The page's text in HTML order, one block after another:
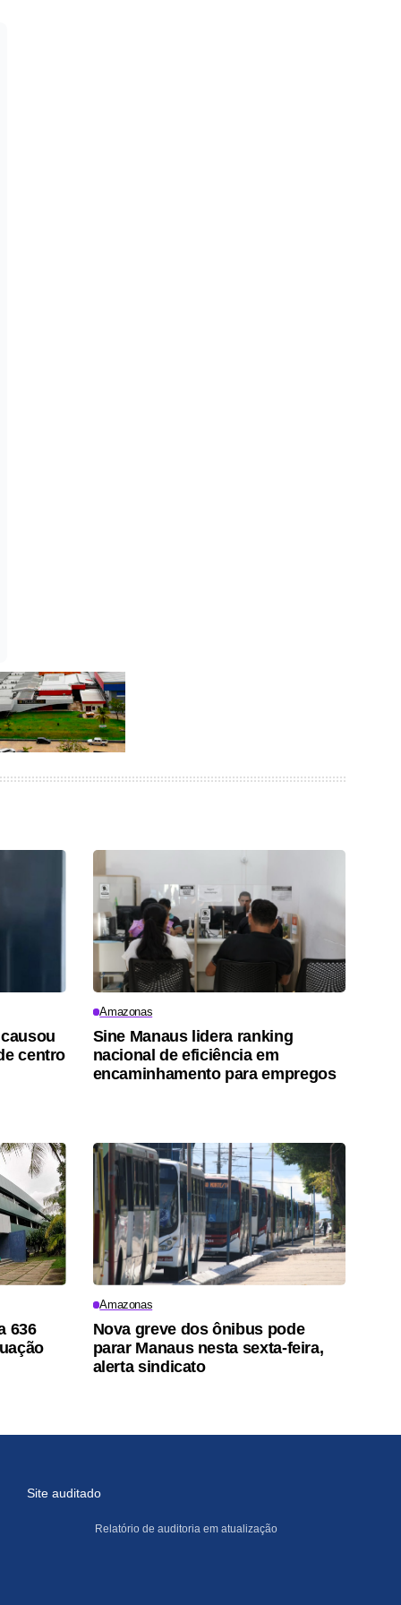
centro
Amazonas
Sine Manaus lidera ranking
nacional de eficiência em
encaminhamento para empregos
636
Amazonas
Nova greve dos ônibus pode
parar Manaus nesta sexta-feira,
alerta sindicato
Site auditado
Relatório de auditoria em atualização